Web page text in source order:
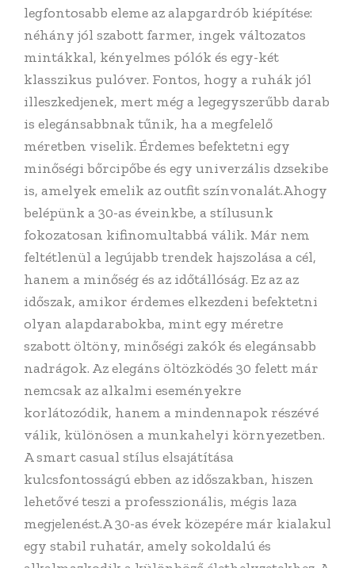
legfontosabb eleme az alapgardrób kiépítése:
néhány jól szabott farmer, ingek változatos
mintákkal, kényelmes pólók és egy-két
klasszikus pulóver. Fontos, hogy a ruhák jól
illeszkedjenek, mert még a legegyszerűbb darab
is elegánsabbnak tűnik, ha a megfelelő
méretben viselik. Érdemes befektetni egy
minőségi bőrcipőbe és egy univerzális dzsekibe
is, amelyek emelik az outfit színvonalát.Ahogy
belépünk a 30-as éveinkbe, a stílusunk
fokozatosan kifinomultabbá válik. Már nem
feltétlenül a legújabb trendek hajszolása a cél,
hanem a minőség és az időtállóság. Ez az az
időszak, amikor érdemes elkezdeni befektetni
olyan alapdarabokba, mint egy méretre
szabott öltöny, minőségi zakók és elegánsabb
nadrágok. Az elegáns öltözködés 30 felett már
nemcsak az alkalmi eseményekre
korlátozódik, hanem a mindennapok részévé
válik, különösen a munkahelyi környezetben.
A smart casual stílus elsajátítása
kulcsfontosságú ebben az időszakban, hiszen
lehetővé teszi a professzionális, mégis laza
megjelenést.A 30-as évek közepére már kialakul
egy stabil ruhatár, amely sokoldalú és